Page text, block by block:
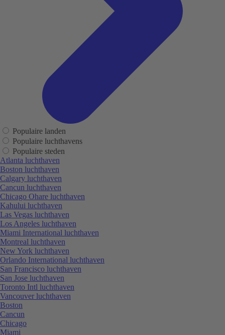
Populaire landen
Populaire luchthavens
Populaire steden
Atlanta luchthaven
Boston luchthaven
Calgary luchthaven
Cancun luchthaven
Chicago Ohare luchthaven
Kahului luchthaven
Las Vegas luchthaven
Los Angeles luchthaven
Miami International luchthaven
Montreal luchthaven
New York luchthaven
Orlando International luchthaven
San Francisco luchthaven
San Jose luchthaven
Toronto Intl luchthaven
Vancouver luchthaven
Boston
Cancun
Chicago
Miami